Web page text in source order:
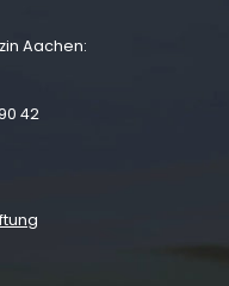
Aachen:
42